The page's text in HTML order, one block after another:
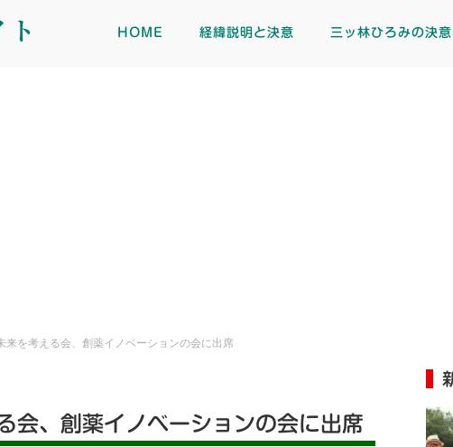
ト HOME 経緯説明と決意 三ッ林ひろみの決意
来を考える会、創薬イノベーションの会に出席
会、創薬イノベーションの会に出席